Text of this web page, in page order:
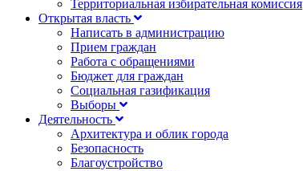
Территориальная избирательная комиссия
Открытая власть
Написать в администрацию
Прием граждан
Работа с обращениями
Бюджет для граждан
Социальная газификация
Выборы
Деятельность
Архитектура и облик города
Безопасность
Благоустройство